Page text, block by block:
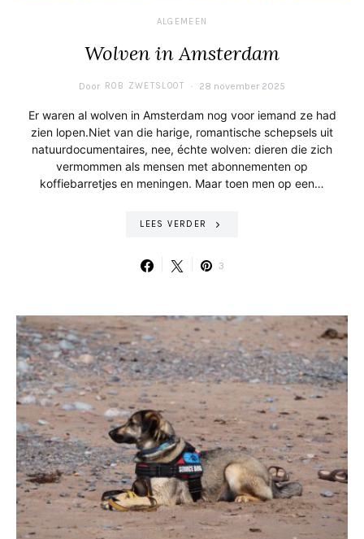
ALGEMEEN
Wolven in Amsterdam
Door ROB ZWETSLOOT 28 november 2025
Er waren al wolven in Amsterdam nog voor iemand ze had
zien lopen.Niet van die harige, romantische schepsels uit
natuurdocumentaires, nee, échte wolven: dieren die zich
vermommen als mensen met abonnementen op
koffiebarretjes en meningen. Maar toen men op een…
LEES VERDER
3